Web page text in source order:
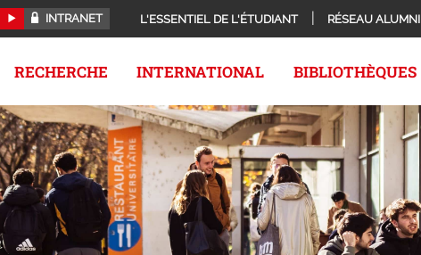
INTRANET L'ESSENTIEL DE L'ÉTUDIANT RÉSEAU ALUMNI
RECHERCHE INTERNATIONAL BIBLIOTHÈQUES